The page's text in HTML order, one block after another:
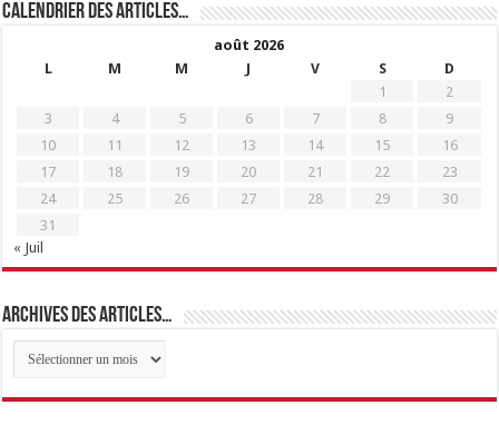
Calendrier des articles…
août 2026
L
M M J V S
D
1
2
3
4 5 6 7 8
9
10
11 12 13 14 15
16
17
18 19 20 21 22
23
24
25 26 27 28 29
30
31
« Juil
Archives des articles…
Archives
des
articles…